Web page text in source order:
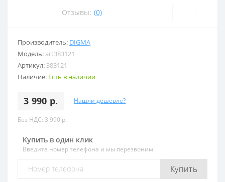
Отзывы: (0)
Производитель: DIGMA
Модель: art383121
Артикул: 383121
Наличие: Есть в наличии
3 990 р. Нашли дешевле?
Без НДС: 3 990 р.
Купить в один клик
Введите номер телефона и мы перезвоним
Купить